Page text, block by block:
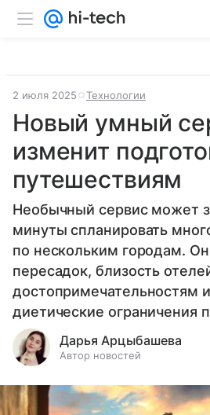
2 июля 2025 Технологии
Новый умный
изменит
путешествиям
Необычный сервис может
минуты спланировать
по нескольким городам.
пересадок, близость
достопримечательностям
диетические ограничения
Дарья Арцыбашева
Автор новостей